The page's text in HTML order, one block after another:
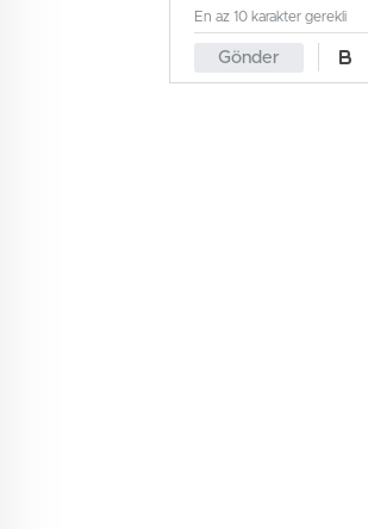
Gönder
En az 10 karakter gerekli